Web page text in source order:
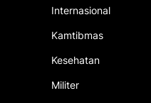
Internasional
Kamtibmas
Kesehatan
Militer